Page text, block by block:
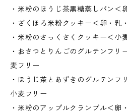
・米粉のほうじ茶黒糖蒸しパン＜
・ざくほろ米粉クッキー＜卵・乳
・米粉のさっくさくクッキー＜小
・おさつとりんごのグルテンフリ
麦フリー
・ほうじ茶とあずきのグルテンフ
小麦フリー
・米粉のアップルクランブル＜卵